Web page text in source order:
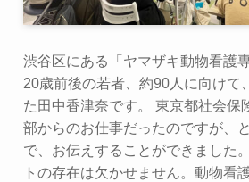
渋谷区にある「ヤマザキ動物看護
20歳前後の若者、約90人に向けて
た田中香津奈です。 東京都社会保
部からのお仕事だったのですが、
で、お伝えすることができました
トの存在は欠かせません。動物看